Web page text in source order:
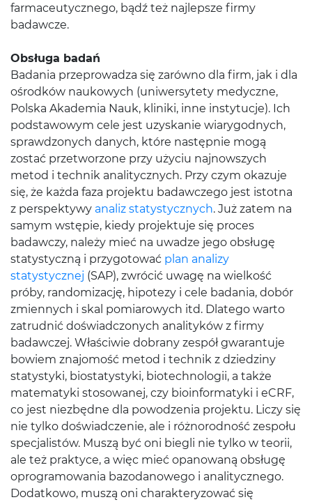
farmaceutycznego, bądź też najlepsze firmy
badawcze.
Obsługa badań
Badania przeprowadza się zarówno dla firm, jak i dla
ośrodków naukowych (uniwersytety medyczne,
Polska Akademia Nauk, kliniki, inne instytucje). Ich
podstawowym cele jest uzyskanie wiarygodnych,
sprawdzonych danych, które następnie mogą
zostać przetworzone przy użyciu najnowszych
metod i technik analitycznych. Przy czym okazuje
się, że każda faza projektu badawczego jest istotna
z perspektywy analiz statystycznych. Już zatem na
samym wstępie, kiedy projektuje się proces
badawczy, należy mieć na uwadze jego obsługę
statystyczną i przygotować plan analizy
statystycznej (SAP), zwrócić uwagę na wielkość
próby, randomizację, hipotezy i cele badania, dobór
zmiennych i skal pomiarowych itd. Dlatego warto
zatrudnić doświadczonych analityków z firmy
badawczej. Właściwie dobrany zespół gwarantuje
bowiem znajomość metod i technik z dziedziny
statystyki, biostatystyki, biotechnologii, a także
matematyki stosowanej, czy bioinformatyki i eCRF,
co jest niezbędne dla powodzenia projektu. Liczy się
nie tylko doświadczenie, ale i różnorodność zespołu
specjalistów. Muszą być oni biegli nie tylko w teorii,
ale też praktyce, a więc mieć opanowaną obsługę
oprogramowania bazodanowego i analitycznego.
Dodatkowo, muszą oni charakteryzować się